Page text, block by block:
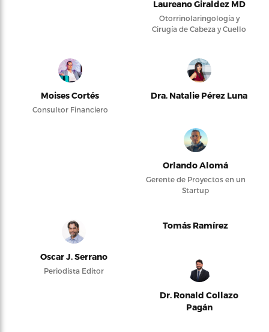
Laureano Giraldez MD
Otorrinolaringología y
Cirugía de Cabeza y Cuello
Moises Cortés
Consultor Financiero
Dra. Natalie Pérez Luna
Orlando Alomá
Gerente de Proyectos en un
Startup
Oscar J. Serrano
Periodista Editor
Tomás Ramírez
Dr. Ronald Collazo
Pagán